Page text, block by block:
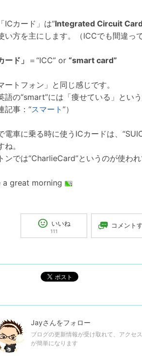
ICカード」は“Integrated Circuit Card
い方を主にします。（ICCでも間違っ
ード」 ＝“ICC” or “smart card”
ートフォン」と同じ感じです。
語の“smart”には「痩せている」とい
記事：“スマート ”）
電車に乗る時に使うICカードは、
ね。
ンでは“CharlieCard”というのが使われ
a great morning
いいね
111
コメント
ポスト
Jayさんをフォロー
ブログの更新情報が受け取れて、アクセス
が簡単になります